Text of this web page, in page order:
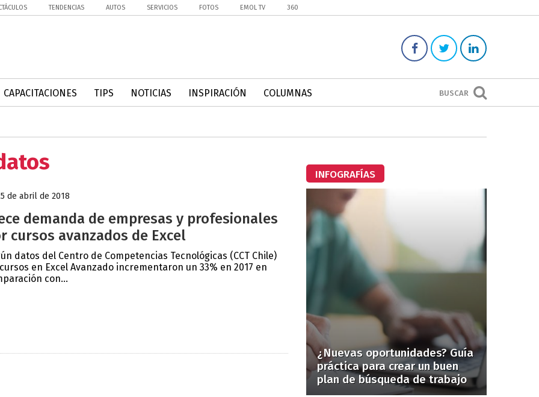
TENDENCIAS AUTOS SERVICIOS FOTOS EMOL TV 360
BUSCAR
CAPACITACIONES TIPS NOTICIAS INSPIRACIÓN COLUMNAS
de abril de 2018
demanda de empresas y profesionales
cursos avanzados de Excel
datos del Centro de Competencias Tecnológicas (CCT Chile)
en Excel Avanzado incrementaron un 33% en 2017 en
con...
INFOGRAFÍAS
¿Nuevas oportunidades? Guía
práctica para crear un buen
plan de búsqueda de trabajo